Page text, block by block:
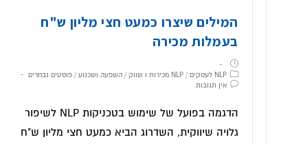
המילים שיצרו כמעט חצי מליון ש"ח
בעמלות מכירה
NLP לעסקים /NLP מכירות ו שווק /השפעה ושכנוע /פוסטים נבחרים
אין תגובות
הדגמה בפועל של שימוש בטכניקות NLP לשיפור
גלויה שיווקית, השדרוג הביא כמעט חצי מליון ש"ח